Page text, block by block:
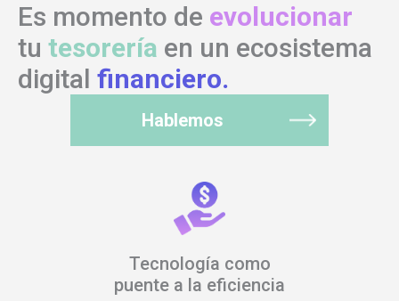
Es momento de evolucionar
tu tesorería en un ecosistema
digital financiero.
Hablemos
Tecnología como
puente a la eficiencia